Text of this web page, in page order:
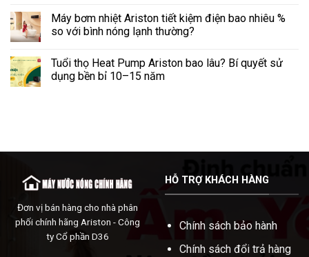
Máy bơm nhiệt Ariston tiết kiệm điện bao nhiêu %
so với bình nóng lạnh thường?
Tuổi thọ Heat Pump Ariston bao lâu? Bí quyết sử
dụng bền bỉ 10–15 năm
Đơn vị bán hàng cho nhà phân
phối chính hãng Ariston - Công
ty Cổ phần D36
HỖ TRỢ KHÁCH HÀNG
Chính sách bảo hành
Chính sách đổi trả hàng